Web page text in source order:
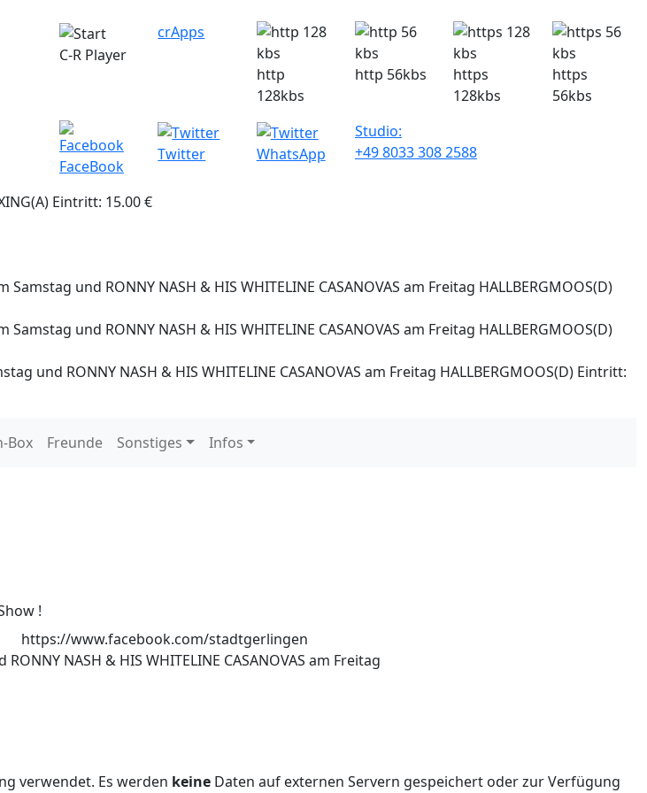
C-R Player
crApps
http
128kbs
http 56kbs
https
128kbs
https
56kbs
FaceBook
Twitter WhatsApp
Studio:
+49 8033 308 2588
Eintritt: 15.00 €
Samstag und RONNY NASH & HIS WHITELINE CASANOVAS am Freitag HALLBERGMOOS(D)
Samstag und RONNY NASH & HIS WHITELINE CASANOVAS am Freitag HALLBERGMOOS(D)
und RONNY NASH & HIS WHITELINE CASANOVAS am Freitag HALLBERGMOOS(D) Eintritt:
Box Freunde Sonstiges Infos
!
https://www.facebook.com/stadtgerlingen
NASH & HIS WHITELINE CASANOVAS am Freitag
verwendet. Es werden keine Daten auf externen Servern gespeichert oder zur Verfügung